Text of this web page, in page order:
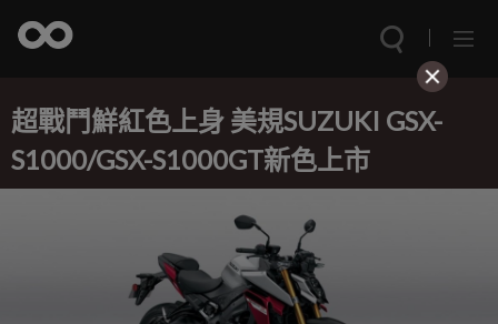
超戰鬥鮮紅色上身 美規SUZUKI GSX-
S1000/GSX-S1000GT新色上市